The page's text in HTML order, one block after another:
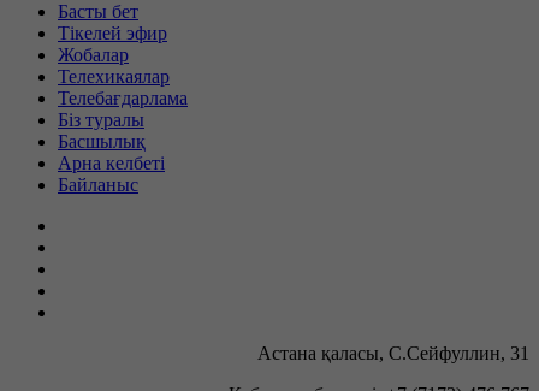
Басты бет
Тікелей эфир
Жобалар
Телехикаялар
Телебағдарлама
Біз туралы
Басшылық
Арна келбеті
Байланыс
Астана қаласы, С.Сейфуллин, 31